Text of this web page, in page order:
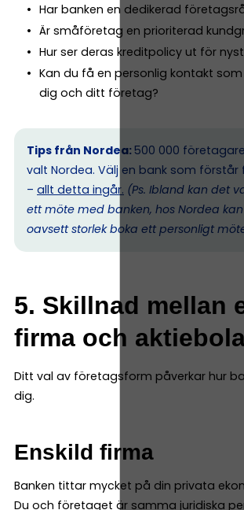
Har banken en dedikerad
Är småföretag en prioriterad
Hur ser deras kreditpolicy ut för
Kan du få en personlig kontakt
dig och ditt företag?
Tips från Nordea: 500 000
valt Nordea. Välj en bank som
– allt detta ingår. (Ps. Ibland kan det
ett möte med banken, hos Nordea
oavsett storlek boka ett personligt
5. Skillnad mellan
firma och
Ditt val av företagsform påverkar hur
dig.
Enskild firma
Banken tittar mycket på din privata
Du och företaget är samma juridiska